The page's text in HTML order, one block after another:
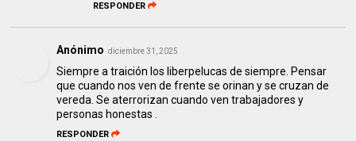
RESPONDER
Anónimo diciembre 31, 2025
Siempre a traición los liberpelucas de siempre. Pensar
que cuando nos ven de frente se orinan y se cruzan de
vereda. Se aterrorizan cuando ven trabajadores y
personas honestas .
RESPONDER